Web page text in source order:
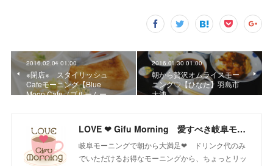
2016.02.04 01:00
※閉店※ スタイリッシュ
Cafeモーニング【Blue
Moon Cafe（ブルームー…
2016.01.30 01:00
朝から贅沢オムライスモー
ニング♡【ひなた】羽島市
大浦
LOVE ❤ Gifu Morning 愛すべき岐阜モーニング♪
岐阜モーニングで朝から大満足❤ ドリンク代のみ
でいただけるお得なモーニングから、ちょっとリッ